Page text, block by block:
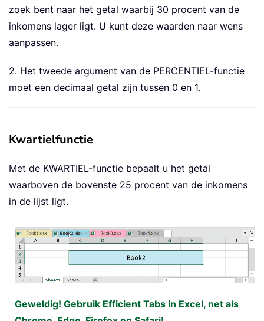
zoek bent naar het getal waarbij 30 procent van de
inkomens lager ligt. U kunt deze waarden naar wens
aanpassen.
2. Het tweede argument van de PERCENTIEL-functie
moet een decimaal getal zijn tussen 0 en 1.
Kwartielfunctie
Met de KWARTIEL-functie bepaalt u het getal
waarboven de bovenste 25 procent van de inkomens
in de lijst ligt.
Geweldig! Gebruik Efficient Tabs in Excel, net als